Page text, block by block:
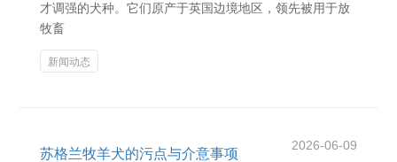
才调强的犬种。它们原产于英国边境地区，领先被用于放
牧畜
新闻动态
苏格兰牧羊犬的污点与介意事项
2026-06-09